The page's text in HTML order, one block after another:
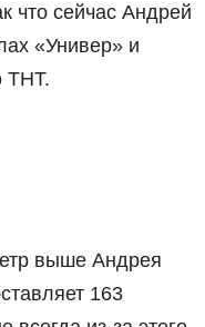
что сейчас Андрей
«Универ» и
ТНТ.
выше Андрея
163